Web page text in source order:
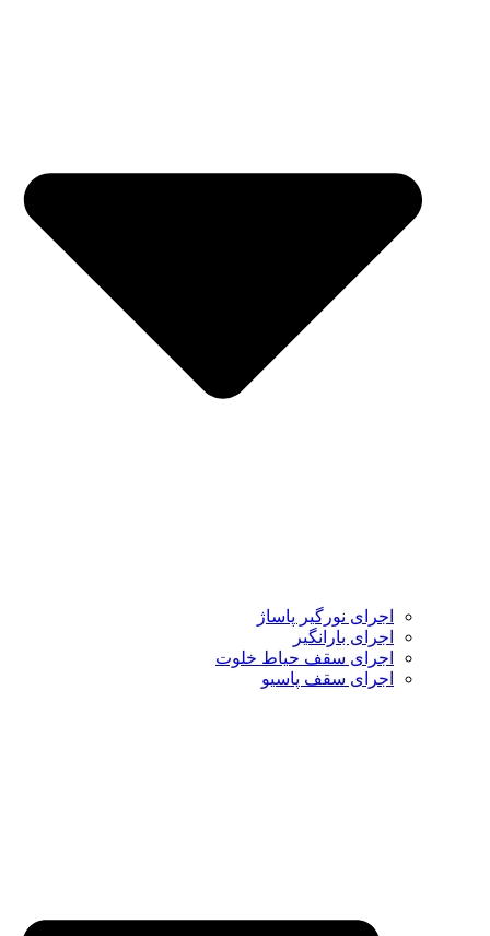
اجرای نورگیر پاساژ
اجرای بارانگیر
اجرای سقف حیاط خلوت
اجرای سقف پاسیو